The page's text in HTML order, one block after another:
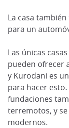
La casa
para un
Las únicas
pueden ofrecer
y Kurodani es
para hacer
fundaciones
terremotos, y
modernos.